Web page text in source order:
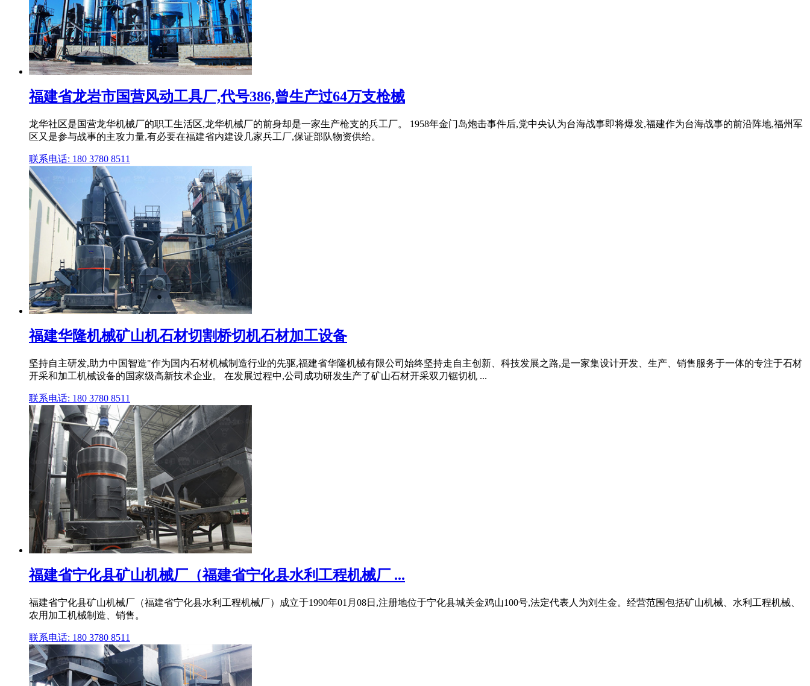
福建省龙岩市国营风动工具厂,代号386,曾生产过64万支枪械
龙华社区是国营龙华机械厂的职工生活区,龙华机械厂的前身却是一家生产枪支的兵工厂。 1958年金门岛炮击事件后,党中央认为台海战事即将爆发,福建作为台海战事的前沿阵地,福州军
区又是参与战事的主攻力量,有必要在福建省内建设几家兵工厂,保证部队物资供给。
联系电话: 180 3780 8511
福建华隆机械矿山机石材切割桥切机石材加工设备
坚持自主研发,助力中国智造"作为国内石材机械制造行业的先驱,福建省华隆机械有限公司始终坚持走自主创新、科技发展之路,是一家集设计开发、生产、销售服务于一体的专注于石材
开采和加工机械设备的国家级高新技术企业。 在发展过程中,公司成功研发生产了矿山石材开采双刀锯切机 ...
联系电话: 180 3780 8511
福建省宁化县矿山机械厂（福建省宁化县水利工程机械厂 ...
福建省宁化县矿山机械厂（福建省宁化县水利工程机械厂）成立于1990年01月08日,注册地位于宁化县城关金鸡山100号,法定代表人为刘生金。经营范围包括矿山机械、水利工程机械、
农用加工机械制造、销售。
联系电话: 180 3780 8511